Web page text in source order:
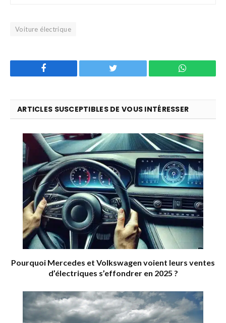
Voiture électrique
Twitter WhatsApp
ARTICLES SUSCEPTIBLES DE VOUS INTÉRESSER
Pourquoi Mercedes et Volkswagen voient leurs ventes
d’électriques s’effondrer en 2025 ?